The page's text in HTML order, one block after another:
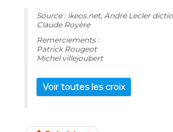
Source : ikeos.net, André Lecler
Claude Royère
Remerciements :
Patrick Rougeot
Michel villejoubert
Voir toutes les croix